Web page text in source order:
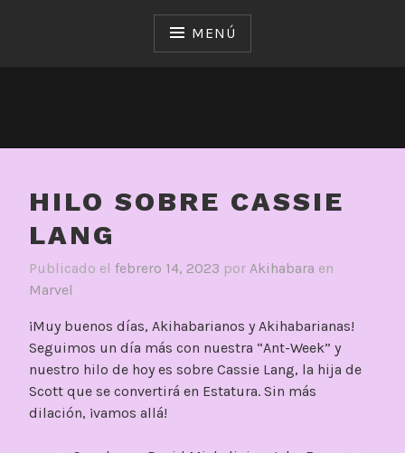
MENÚ
HILO SOBRE CASSIE
LANG
Publicado el febrero 14, 2023 por Akihabara en
Marvel
¡Muy buenos días, Akihabarianos y Akihabarianas!
Seguimos un día más con nuestra “Ant-Week” y
nuestro hilo de hoy es sobre Cassie Lang, la hija de
Scott que se convertirá en Estatura. Sin más
dilación, ¡vamos allá!